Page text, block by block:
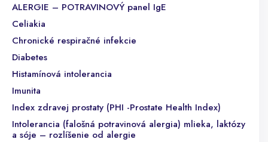
ALERGIE – POTRAVINOVÝ panel IgE
Celiakia
Chronické respiračné infekcie
Diabetes
Histamínová intolerancia
Imunita
Index zdravej prostaty (PHI -Prostate Health Index)
Intolerancia (falošná potravinová alergia) mlieka, laktózy
a sóje – rozlíšenie od alergie